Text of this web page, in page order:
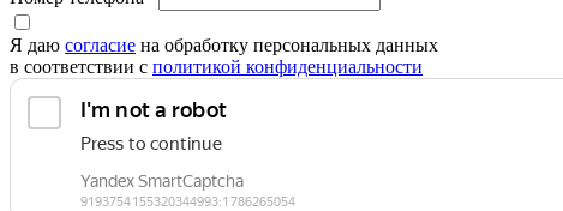
Я даю согласие на обработку персональных данных
в соответствии с политикой конфиденциальности